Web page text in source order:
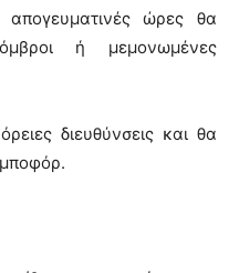
απογευματινές ώρες θα
ή μεμονωμένες
διευθύνσεις και θα